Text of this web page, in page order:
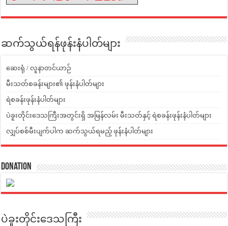
ဆက်သွယ်ရန်ဖုန်းနံပါတ်များ
ဆေးရုံ / လူနာတင်ယာဉ်
မီးသတ်စခန်းများ၏ ဖုန်းနံပါတ်များ
ရဲစခန်းဖုန်းနံပါတ်များ
ပဲခူးတိုင်းဒေသကြီးအတွင်းရှိ အမြန်လမ်း မီးသတ်နှင့် ရဲစခန်းဖုန်းနံပါတ်များ
လျှပ်စစ်မီးပျက်ပါက ဆက်သွယ်ရမည့် ဖုန်းနံပါတ်များ
Donation
ပဲခူးတိုင်းဒေသကြီး